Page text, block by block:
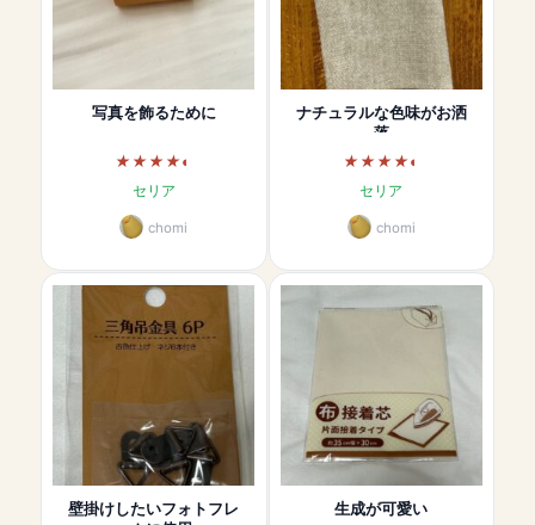
写真を飾るために
セリア
chomi
ナチュラルな色味がお洒
落
セリア
chomi
壁掛けしたいフォトフレ
生成が可愛い